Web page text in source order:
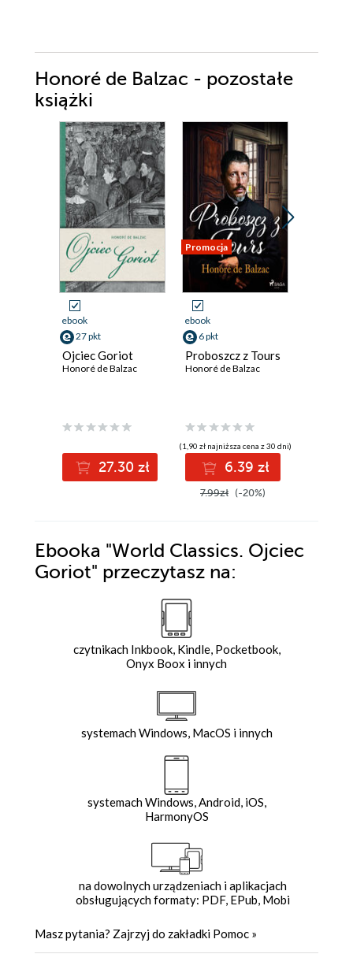
Honoré de Balzac - pozostałe
książki
ebook
27 pkt
Ojciec Goriot
Honoré de Balzac
27.30 zł
Promocja
ebook
6 pkt
Proboszcz z Tours
Honoré de Balzac
(1,90 zł najniższa cena z 30 dni)
6.39 zł
7.99zł (-20%)
Ebooka "World Classics. Ojciec
Goriot" przeczytasz na:
czytnikach Inkbook, Kindle, Pocketbook,
Onyx Boox i innych
systemach Windows, MacOS i innych
systemach Windows, Android, iOS,
HarmonyOS
na dowolnych urządzeniach i aplikacjach
obsługujących formaty: PDF, EPub, Mobi
Masz pytania? Zajrzyj do zakładki Pomoc »